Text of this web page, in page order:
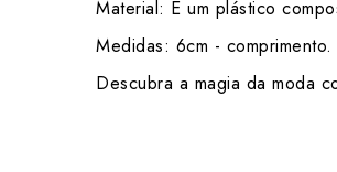
Material: É um plástico
Medidas: 6cm - comprimento.
Descubra a magia da moda